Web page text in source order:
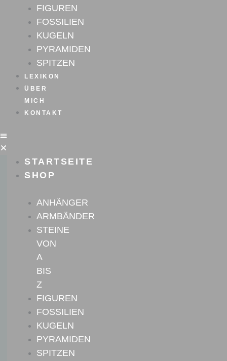
FIGUREN
FOSSILIEN
KUGELN
PYRAMIDEN
SPITZEN
LEXIKON
ÜBER
MICH
KONTAKT
STARTSEITE
SHOP
ANHÄNGER
ARMBÄNDER
STEINE
VON
A
BIS
Z
FIGUREN
FOSSILIEN
KUGELN
PYRAMIDEN
SPITZEN